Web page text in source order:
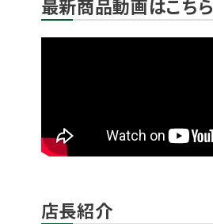
最新商品動画はこちら
店長紹介